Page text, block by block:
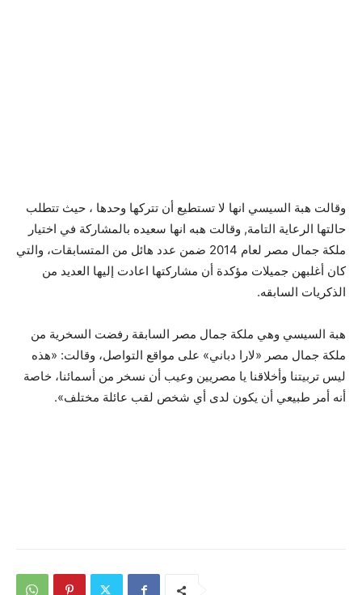
وقالت هبة السيسي انها لا تستطيع أن تتركها وحدها ، حيث تتطلب
حالتها الرعاية التامة, وقالت هبه انها سعيده بالمشاركة في اختيار
ملكة جمال مصر لعام 2014 ضمن عدد هائل من المتسابقات، والتي
كان أغلبهن جميلات مؤكدة أن مشاركتها اعادت إليها العديد من
الذكريات السابقه.
هبة السيسي وهي ملكة جمال مصر السابقة رفضت السخرية من
ملكة جمال مصر «لارا دباني» على مواقع التواصل، وقالت: «هذه
ليس تربيتنا وأخلاقنا يا مصريين وعيب أن نسخر من أسمائنا، خاصة
أنه أمر طبيعي أن يكون لدى أي شخص لقب عائلة مختلف».